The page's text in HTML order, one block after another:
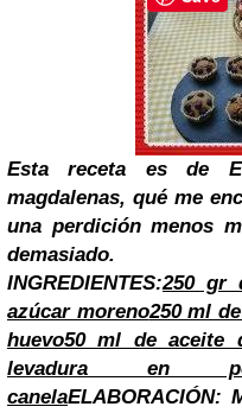
Esta receta es de
magdalenas, qué me
una perdición menos
demasiado.
INGREDIENTES:250 gr
azúcar moreno250 ml
huevo50 ml de aceite
levadura en
canelaELABORACIÓN: